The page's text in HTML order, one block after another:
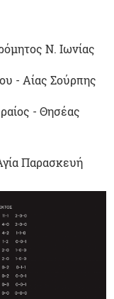
Ν. Ιωνίας
- Αίας Σούρπης
- Θησέας
Παρασκευή